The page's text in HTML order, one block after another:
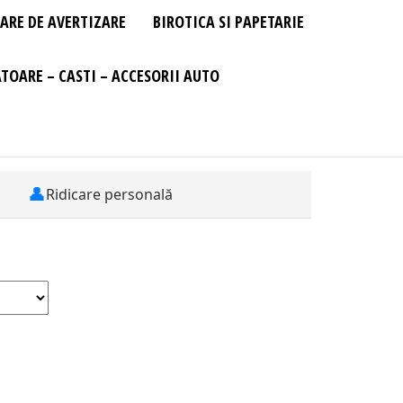
DE AVERTIZARE BIROTICA SI PAPETARIE
– CASTI – ACCESORII AUTO
👤Ridicare personală